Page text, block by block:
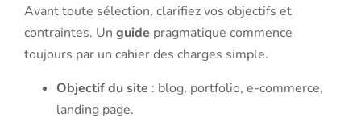
Avant toute sélection, clarifiez vos objectifs et
contraintes. Un guide pragmatique commence
toujours par un cahier des charges simple.
Objectif du site : blog, portfolio, e-commerce,
landing page.